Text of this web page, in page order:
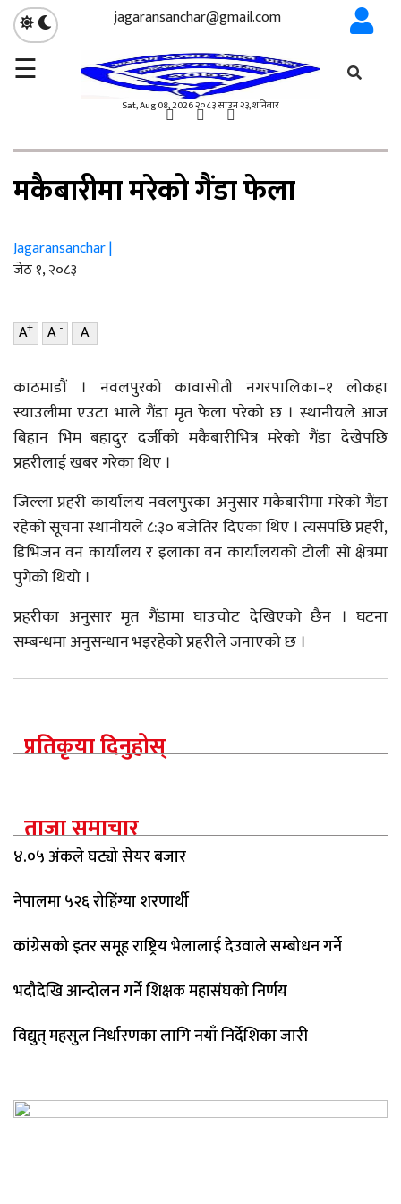
jagaransanchar@gmail.com
☰
Sat, Aug 08, 2026 २०८३ साउन २३, शनिवार
×
गृहपृष्ठ समाज
मकैबारीमा मरेको गैंडा फेला
Jagaransanchar |
जेठ १, २०८३
A+ A- A
काठमाडौं । नवलपुरको कावासोती नगरपालिका–१ लोकहा
स्याउलीमा एउटा भाले गैंडा मृत फेला परेको छ । स्थानीयले आज
बिहान भिम बहादुर दर्जीको मकैबारीभित्र मरेको गैंडा देखेपछि
प्रहरीलाई खबर गरेका थिए ।
जिल्ला प्रहरी कार्यालय नवलपुरका अनुसार मकैबारीमा मरेको गैंडा
रहेको सूचना स्थानीयले ८:३० बजेतिर दिएका थिए । त्यसपछि प्रहरी,
डिभिजन वन कार्यालय र इलाका वन कार्यालयको टोली सो क्षेत्रमा
पुगेको थियो ।
प्रहरीका अनुसार मृत गैंडामा घाउचोट देखिएको छैन । घटना
सम्बन्धमा अनुसन्धान भइरहेको प्रहरीले जनाएको छ ।
प्रतिकृया दिनुहोस्
ताजा समाचार
४.०५ अंकले घट्यो सेयर बजार
नेपालमा ५२६ रोहिंग्या शरणार्थी
कांग्रेसको इतर समूह राष्ट्रिय भेलालाई देउवाले सम्बोधन गर्ने
भदौदेखि आन्दोलन गर्ने शिक्षक महासंघको निर्णय
विद्युत् महसुल निर्धारणका लागि नयाँ निर्देशिका जारी